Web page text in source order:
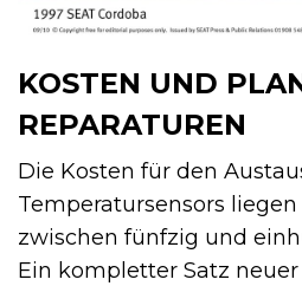
KOSTEN UND
REPARATUREN
Die Kosten für den
Temperatursensors
zwischen fünfzig und
Ein kompletter Satz neuer